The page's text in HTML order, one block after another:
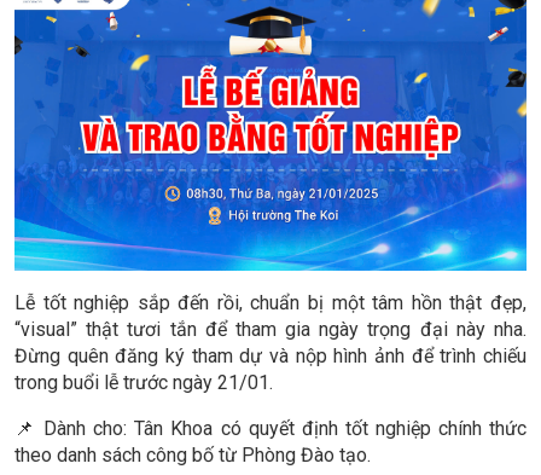
Lễ tốt nghiệp sắp đến rồi, chuẩn bị một tâm hồn thật đẹp,
“visual” thật tươi tắn để tham gia ngày trọng đại này nha.
Đừng quên đăng ký tham dự và nộp hình ảnh để trình chiếu
trong buổi lễ trước ngày 21/01.
📌 Dành cho: Tân Khoa có quyết định tốt nghiệp chính thức
theo danh sách công bố từ Phòng Đào tạo.